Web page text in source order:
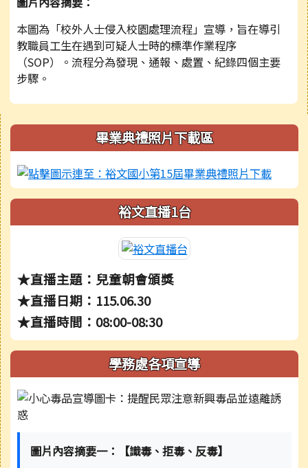
本圖為「校外人士侵入校園處理流程」宣導，旨在導引
教職員工生在遇到可疑人士時的標準作業程序
（SOP）。流程分為發現、通報、處置、紀錄四個主要
步驟。
右邊區域內容畢業典禮照片下載區
裕文直播1台
★直播主題：兒童朝會頒獎
★直播日期：115.06.30
★直播時間：08:00-08:30
學務處各項宣導
圖片內容摘要一：【識毒、拒毒、反毒】